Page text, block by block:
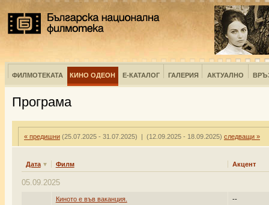
ФИЛМОТЕКАТА КИНО ОДЕОН Е-КАТАЛОГ ГАЛЕРИЯ АКТУАЛНО
Програма
« предишни (25.07.2025 - 31.07.2025) | (12.09.2025 - 18.09.2025) следващи »
Дата Филм Акцент
05.09.2025
Киното е във ваканция. --